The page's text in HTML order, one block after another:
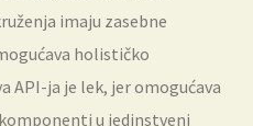
imaju zasebne
holističko
API-ja je lek, jer omogućava
u jedinstveni